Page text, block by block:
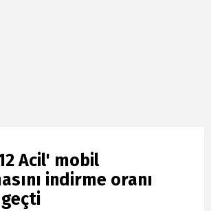
Acil' mobil
indirme oranı